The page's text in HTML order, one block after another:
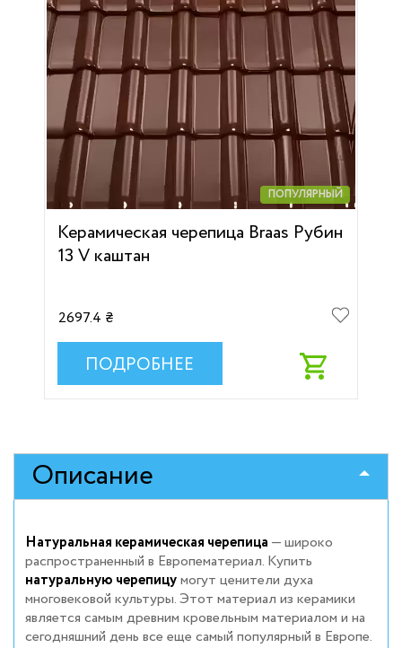
ПОПУЛЯРНЫЙ
Керамическая черепица Braas Рубин
13 V каштан
2697.4 ₴
ПОДРОБНЕЕ
Описание
Натуральная керамическая черепица — широко
распространенный в Европематериал. Купить
натуральную черепицумогут ценители духа
многовековой культуры. Этот материал из керамики
является самым древним кровельным материалом и на
сегодняшний день все еще самый популярный в Европе.